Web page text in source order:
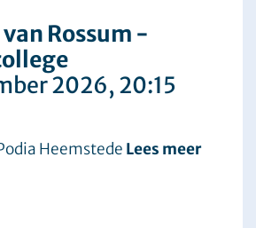
Rossum -
2026, 20:15
Heemstede Lees meer